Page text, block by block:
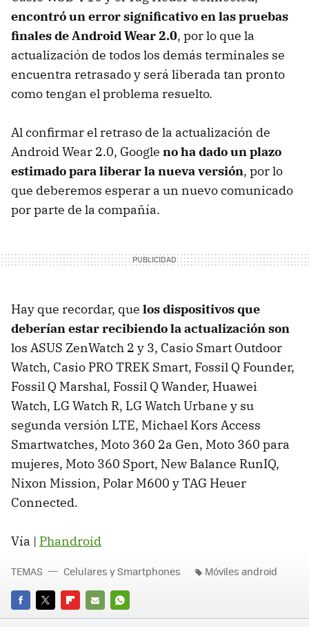
encontró un error significativo en las pruebas
finales de Android Wear 2.0, por lo que la
actualización de todos los demás terminales se
encuentra retrasado y será liberada tan pronto
como tengan el problema resuelto.
Al confirmar el retraso de la actualización de
Android Wear 2.0, Google no ha dado un plazo
estimado para liberar la nueva versión, por lo
que deberemos esperar a un nuevo comunicado
por parte de la compañía.
Hay que recordar, que los dispositivos que
deberían estar recibiendo la actualización son
los ASUS ZenWatch 2 y 3, Casio Smart Outdoor
Watch, Casio PRO TREK Smart, Fossil Q Founder,
Fossil Q Marshal, Fossil Q Wander, Huawei
Watch, LG Watch R, LG Watch Urbane y su
segunda versión LTE, Michael Kors Access
Smartwatches, Moto 360 2a Gen, Moto 360 para
mujeres, Moto 360 Sport, New Balance RunIQ,
Nixon Mission, Polar M600 y TAG Heuer
Connected.
Vía | Phandroid
FACEBOOK
TWITTERFLIPBOARD
E-
WHATSAPP
TEMAS Celulares y Smartphones Móviles android